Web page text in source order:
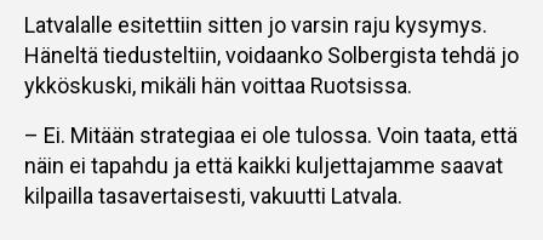
Latvalalle esitettiin sitten jo varsin raju kysymys.
Häneltä tiedusteltiin, voidaanko Solbergista tehdä jo
ykköskuski, mikäli hän voittaa Ruotsissa.
– Ei. Mitään strategiaa ei ole tulossa. Voin taata, että
näin ei tapahdu ja että kaikki kuljettajamme saavat
kilpailla tasavertaisesti, vakuutti Latvala.